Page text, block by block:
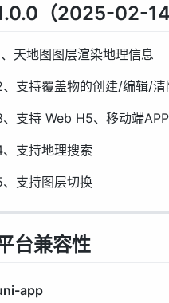
（2025-02-14
、天地图图层渲染地理信息
、支持覆盖物的创建/编辑/清
、支持 Web H5、移动端
、支持地理搜索
、支持图层切换
台兼容性
app